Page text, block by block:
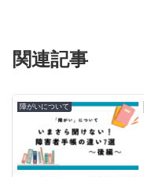
関連記事
障がいについて